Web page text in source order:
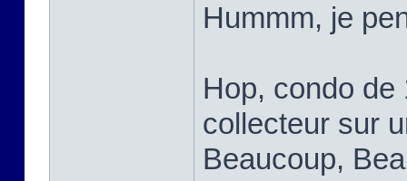
Hummm, je
Hop, condo de
collecteur sur
Beaucoup,